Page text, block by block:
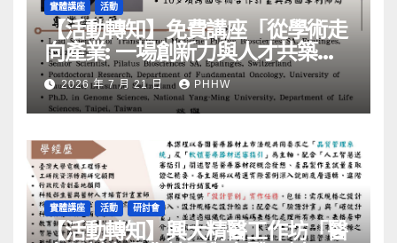
實體講座 活動
【活動轉知】免費講座「從學術走
向產業: ⼀場創新力與⼈才共築的
旅程」
2026 年 7 月 21 日 PHHW
實體講座 活動 研討會
【活動轉知】興大精醫工作坊「醫